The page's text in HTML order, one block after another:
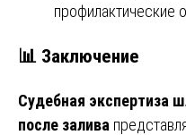
профилактические
📊 Заключение
Судебная экспертиза
после залива